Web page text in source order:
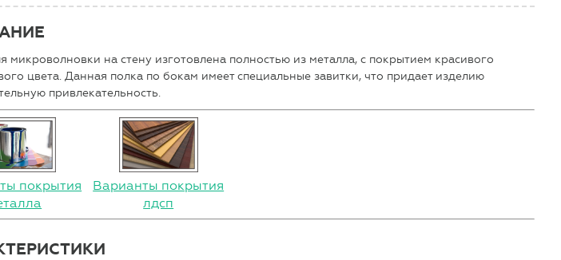
микроволновки на стену изготовлена полностью из металла, с покрытием красивого
цвета. Данная полка по бокам имеет специальные завитки, что придает изделию
привлекательность.
покрытия
Варианты покрытия
лдсп